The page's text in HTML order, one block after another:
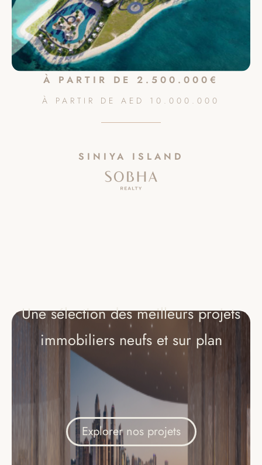
À PARTIR DE 2.500.000€
À PARTIR DE AED 10.000.000
SINIYA ISLAND
Une sélection des meilleurs projets
immobiliers neufs et sur plan
Explorer nos projets